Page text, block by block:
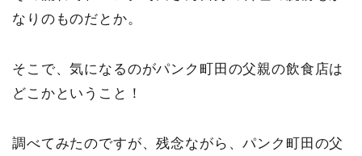
なりのものだとか。
そこで、気になるのがパンク町田の父親の飲食店は
どこかということ！
調べてみたのですが、残念ながら、パンク町田の父